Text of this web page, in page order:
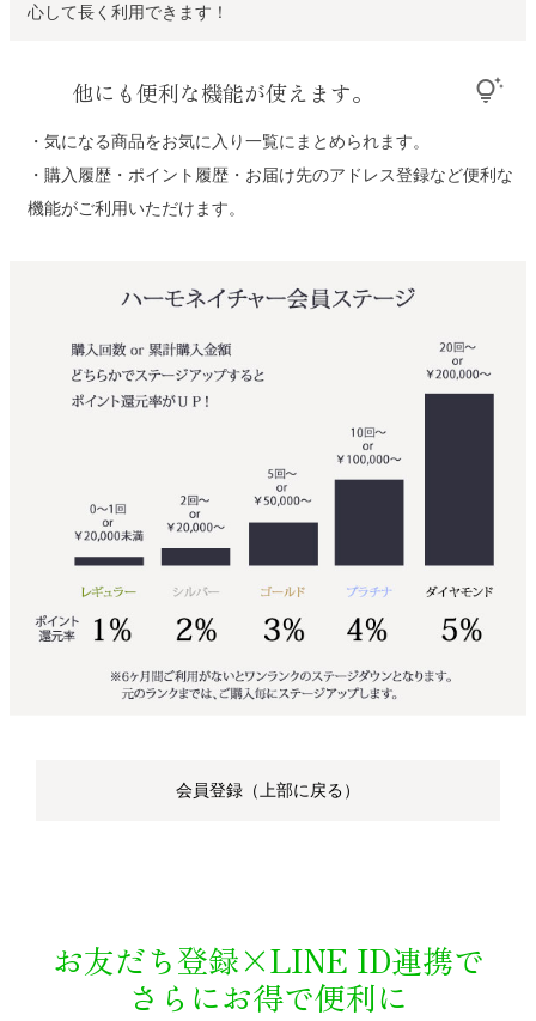
心して長く利用できます！
他にも便利な機能が使えます。 tips_and_updates
・気になる商品をお気に入り一覧にまとめられます。
・購入履歴・ポイント履歴・お届け先のアドレス登録など便利な
機能がご利用いただけます。
会員登録（上部に戻る）
お友だち登録×LINE ID連携で
さらにお得で便利に